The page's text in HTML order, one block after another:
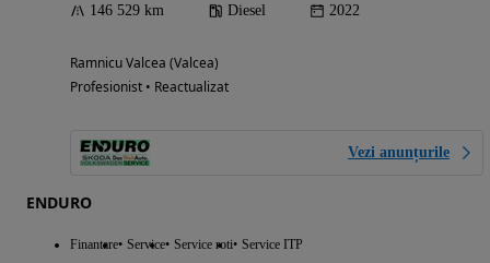
146 529 km Diesel 2022
Ramnicu Valcea (Valcea)
Profesionist • Reactualizat
Vezi anunțurile
ENDURO
Finantare Service Service roti Service ITP